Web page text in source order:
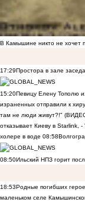
В Камышине никто не хочет
17:29Простора в зале
15:20Певицу Елену Тополю
израненных отправили к
там не люди живут?!"
отказывает Киеву в Starlink,
холере в воде 08:58
08:50Ильский НПЗ горит
18:53Родные погибших
маленьком селе